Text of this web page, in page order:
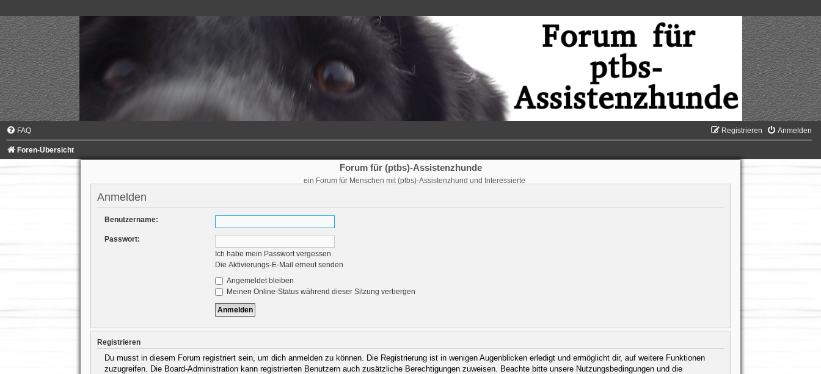
FAQ Anmelden
Registrieren
Foren-Übersicht
Forum für (ptbs)-Assistenzhunde
ein Forum für Menschen mit (ptbs)-Assistenzhund und Interessierte
Anmelden
Benutzername:
Passwort:
Ich habe mein Passwort vergessen
Die Aktivierungs-E-Mail erneut senden
Angemeldet bleiben
Meinen Online-Status während dieser Sitzung verbergen
Registrieren
Du musst in diesem Forum registriert sein, um dich anmelden zu können. Die Registrierung ist in wenigen Augenblicken erledigt und ermöglicht dir, auf weitere Funktionen
zuzugreifen. Die Board-Administration kann registrierten Benutzern auch zusätzliche Berechtigungen zuweisen. Beachte bitte unsere Nutzungsbedingungen und die